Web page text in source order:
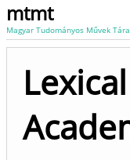
mtmt
Magyar Tudományos Művek Tára